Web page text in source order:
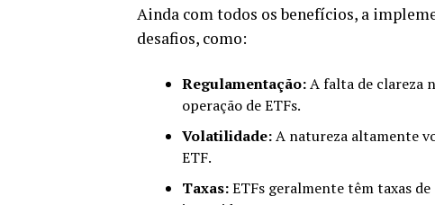
Ainda com todos os benefícios, a
desafios, como:
Regulamentação:A falta de clareza
operação de ETFs.
Volatilidade:A natureza altamente
ETF.
Taxas:ETFs geralmente têm taxas